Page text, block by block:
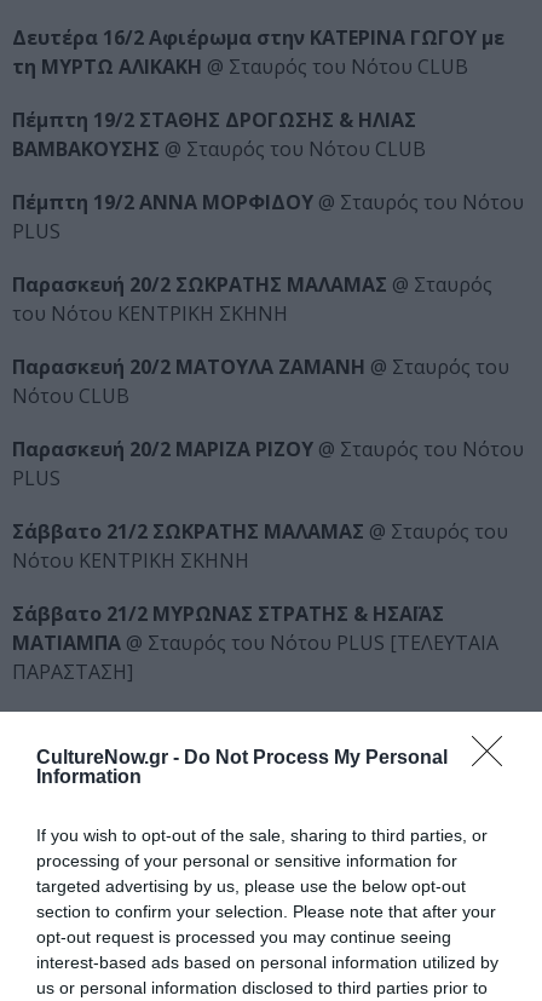
CultureNow.gr - Do Not Process My Personal
Information
If you wish to opt-out of the sale, sharing to third parties, or
processing of your personal or sensitive information for
targeted advertising by us, please use the below opt-out
section to confirm your selection. Please note that after your
opt-out request is processed you may continue seeing
interest-based ads based on personal information utilized by
us or personal information disclosed to third parties prior to
Δευτέρα 16/2 Αφιέρωμα στην ΚΑΤΕΡΙΝΑ ΓΩΓΟΥ με
τη ΜΥΡΤΩ ΑΛΙΚΑΚΗ @ Σταυρός του Νότου CLUB
Πέμπτη 19/2 ΣΤΑΘΗΣ ΔΡΟΓΩΣΗΣ & ΗΛΙΑΣ
ΒΑΜΒΑΚΟΥΣΗΣ @ Σταυρός του Νότου CLUB
Πέμπτη 19/2 ΑΝΝΑ ΜΟΡΦΙΔΟΥ @ Σταυρός του Νότου
PLUS
Παρασκευή 20/2 ΣΩΚΡΑΤΗΣ ΜΑΛΑΜΑΣ @ Σταυρός
του Νότου ΚΕΝΤΡΙΚΗ ΣΚΗΝΗ
Παρασκευή 20/2 ΜΑΤΟΥΛΑ ΖΑΜΑΝΗ @ Σταυρός του
Νότου CLUB
Παρασκευή 20/2 ΜΑΡΙΖΑ ΡΙΖΟΥ @ Σταυρός του Νότου
PLUS
Σάββατο 21/2 ΣΩΚΡΑΤΗΣ ΜΑΛΑΜΑΣ @ Σταυρός του
Νότου ΚΕΝΤΡΙΚΗ ΣΚΗΝΗ
Σάββατο 21/2 ΜΥΡΩΝΑΣ ΣΤΡΑΤΗΣ & ΗΣΑΪΑΣ
ΜΑΤΙΑΜΠΑ @ Σταυρός του Νότου PLUS [ΤΕΛΕΥΤΑΙΑ
ΠΑΡΑΣΤΑΣΗ]
ΑΛΕΞΑΝΔΡΟΣ ΜΙΧΟΣ, ΠΕΤΡΟΣ ΜΠΟΥΣΟΥΛΟΠΟΥΛΟΣ,
ΕΛΕΝΑ ΑΝΑΓΙΩΤΟΥ «20 χρόνια Live – 20 χρόνια μια
Τετάρτη 25/2 ΒΑΓΓΕΛΗΣ ΒΑΖΑΙΟΣ@ Σταυρός του
Νότου CLUB
Πέμπτη 26/2 ΣΩΤΗΡΗΣ ΚΑΣΤΑΝΗΣ@ Σταυρός του
Νότου PLUS